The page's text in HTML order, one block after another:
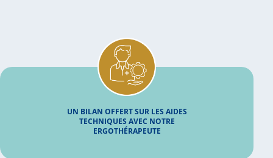
UN BILAN OFFERT SUR LES AIDES
TECHNIQUES AVEC NOTRE
ERGOTHÉRAPEUTE